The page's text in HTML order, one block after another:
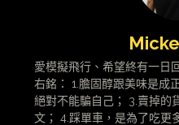
愛模擬飛行、希望終有一日
右銘： 1.膽固醇跟美味是成
絕對不能騙自己； 3.賣掉的
文； 4.踩單車，是為了吃更